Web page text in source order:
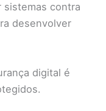
sistemas contra
desenvolver
digital é